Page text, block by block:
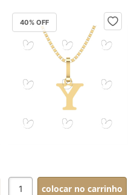
40% OFF
colocar no carrinho